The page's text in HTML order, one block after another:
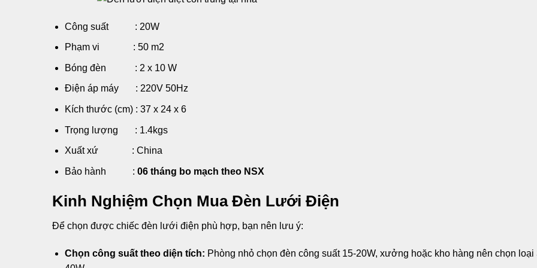
Công suất : 20W
Phạm vi : 50 m2
Bóng đèn : 2 x 10 W
Điện áp máy : 220V 50Hz
Kích thước (cm) : 37 x 24 x 6
Trọng lượng : 1.4kgs
Xuất xứ : China
Bảo hành : 06 tháng bo mạch theo NSX
Kinh Nghiệm Chọn Mua Đèn Lưới Điện
Để chọn được chiếc đèn lưới điện phù hợp, bạn nên lưu ý:
Chọn công suất theo diện tích: Phòng nhỏ chọn đèn công suất 15-20W, xưởng hoặc kho hàng nên chọn loại